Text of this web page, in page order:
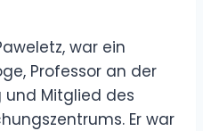
war ein
Professor an der
und Mitglied des
Er war